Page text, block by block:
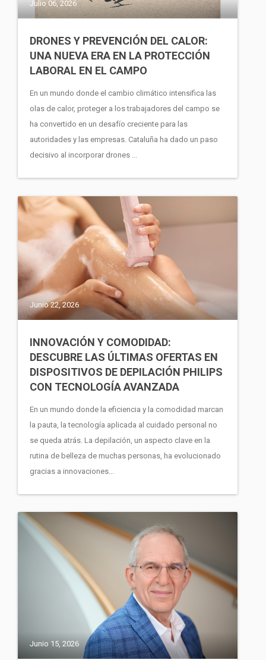
Julio 06, 2026
DRONES Y PREVENCIÓN DEL CALOR:
UNA NUEVA ERA EN LA PROTECCIÓN
LABORAL EN EL CAMPO
En un mundo donde el cambio climático intensifica las
olas de calor, proteger a los trabajadores del campo se
ha convertido en un desafío creciente para las
autoridades y las empresas. Cataluña ha dado un paso
decisivo al incorporar drones ...
Junio 22, 2026
INNOVACIÓN Y COMODIDAD:
DESCUBRE LAS ÚLTIMAS OFERTAS EN
DISPOSITIVOS DE DEPILACIÓN PHILIPS
CON TECNOLOGÍA AVANZADA
En un mundo donde la eficiencia y la comodidad marcan
la pauta, la tecnología aplicada al cuidado personal no
se queda atrás. La depilación, un aspecto clave en la
rutina de belleza de muchas personas, ha evolucionado
gracias a innovaciones...
Junio 15, 2026